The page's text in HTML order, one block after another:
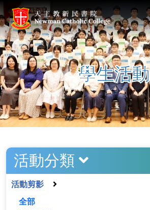
學生活動
活動分類
活動剪影
全部